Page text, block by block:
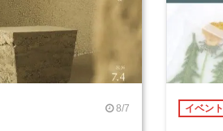
8/7 イベント